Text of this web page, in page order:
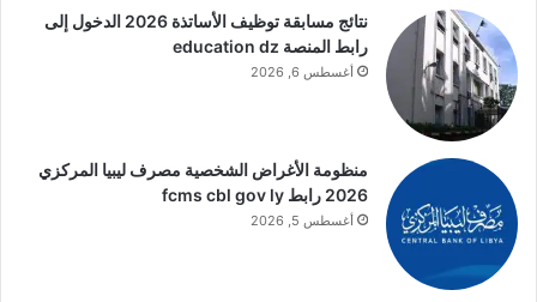
نتائج مسابقة توظيف الأساتذة 2026 الدخول إلى
رابط المنصة education dz
أغسطس 6, 2026
منظومة الأغراض الشخصية مصرف ليبيا المركزي
2026 رابط fcms cbl gov ly
أغسطس 5, 2026